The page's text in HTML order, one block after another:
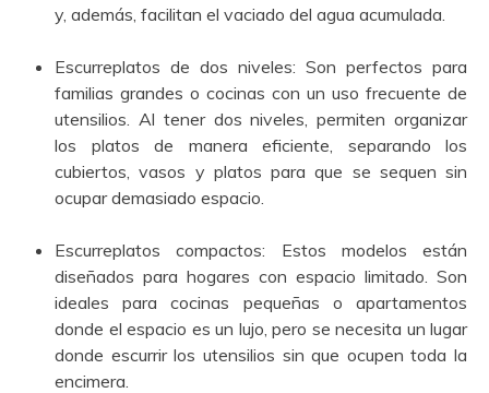
y, además, facilitan el vaciado del agua acumulada.
Escurreplatos de dos niveles: Son perfectos para
familias grandes o cocinas con un uso frecuente de
utensilios. Al tener dos niveles, permiten organizar
los platos de manera eficiente, separando los
cubiertos, vasos y platos para que se sequen sin
ocupar demasiado espacio.
Escurreplatos compactos: Estos modelos están
diseñados para hogares con espacio limitado. Son
ideales para cocinas pequeñas o apartamentos
donde el espacio es un lujo, pero se necesita un lugar
donde escurrir los utensilios sin que ocupen toda la
encimera.